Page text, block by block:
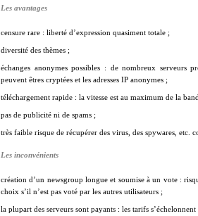
Les avantages
censure rare : liberté d’expression quasiment totale ;
diversité des thèmes ;
échanges anonymes possibles : de nombreux serveurs
peuvent êtres cryptées et les adresses IP anonymes ;
téléchargement rapide : la vitesse est au maximum de la
pas de publicité ni de spams ;
très faible risque de récupérer des virus, des spywares, etc.
Les inconvénients
création d’un newsgroup longue et soumise à un vote :
choix s’il n’est pas voté par les autres utilisateurs ;
la plupart des serveurs sont payants : les tarifs